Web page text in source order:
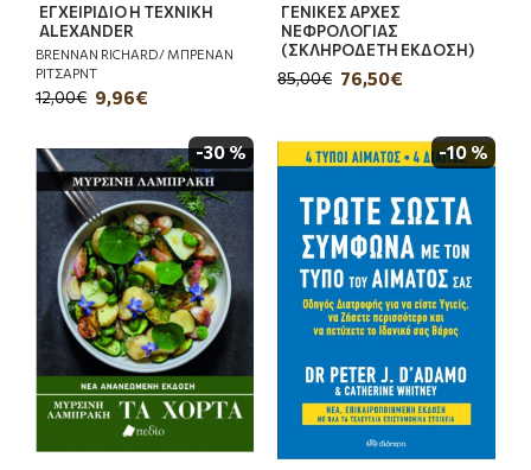
ΕΓΧΕΙΡΙΔΙΟ Η ΤΕΧΝΙΚΗ
ALEXANDER
BRENNAN RICHARD/ ΜΠΡΕΝΑΝ
ΡΙΤΣΑΡΝΤ
9,96€
12,00€
ΓΕΝΙΚΕΣ ΑΡΧΕΣ
ΝΕΦΡΟΛΟΓΙΑΣ
(ΣΚΛΗΡΟΔΕΤΗ ΕΚΔΟΣΗ)
76,50€
85,00€
-30 % -10 %